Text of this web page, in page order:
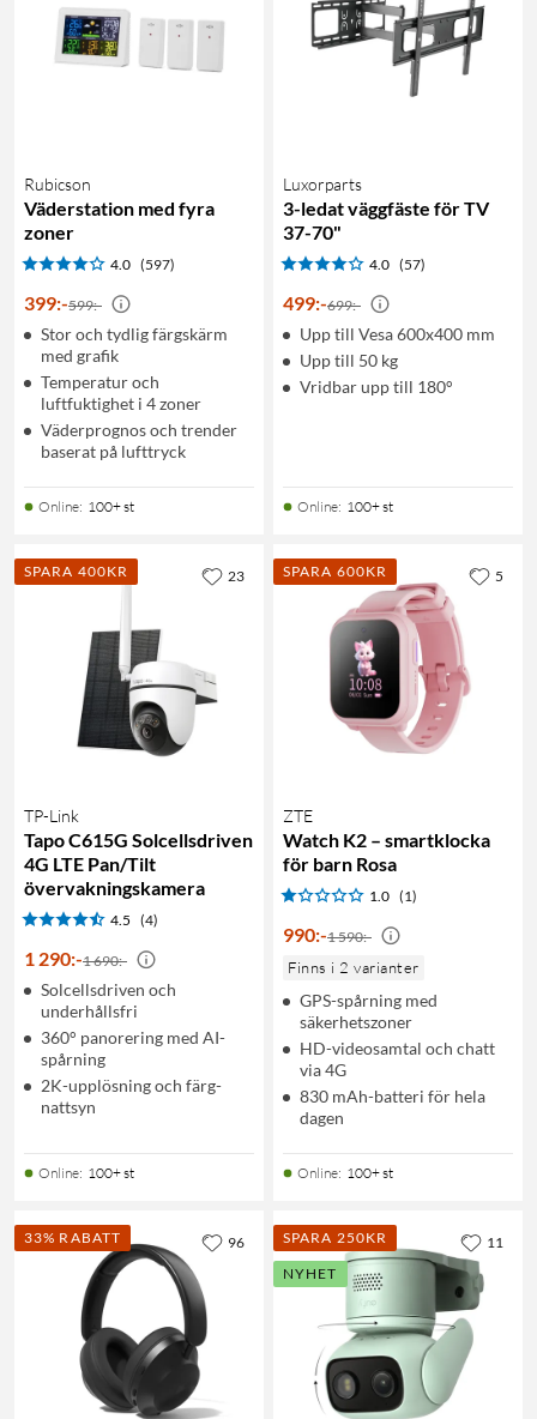
Rubicson
Väderstation med fyra
zoner
4.0 (597)
399:-599:-
Stor och tydlig färgskärm
med grafik
Temperatur och
luftfuktighet i 4 zoner
Väderprognos och trender
baserat på lufttryck
Online: 100+ st
Luxorparts
3-ledat väggfäste för TV
37-70"
4.0 (57)
499:-699:-
Upp till Vesa 600x400 mm
Upp till 50 kg
Vridbar upp till 180°
Online: 100+ st
SPARA 400KR
TP-Link
Tapo C615G Solcellsdriven
4G LTE Pan/Tilt
övervakningskamera
4.5 (4)
1 290:-1 690:-
Solcellsdriven och
underhållsfri
360° panorering med AI-
spårning
2K-upplösning och färg-
nattsyn
Online: 100+ st
23 SPARA 600KR
ZTE
Watch K2 – smartklocka
för barn Rosa
1.0 (1)
990:-1 590:-
Finns i 2 varianter
GPS-spårning med
säkerhetszoner
HD-videosamtal och chatt
via 4G
830 mAh-batteri för hela
dagen
Online: 100+ st
5
33% RABATT 96
SPARA 250KR
NYHET
11